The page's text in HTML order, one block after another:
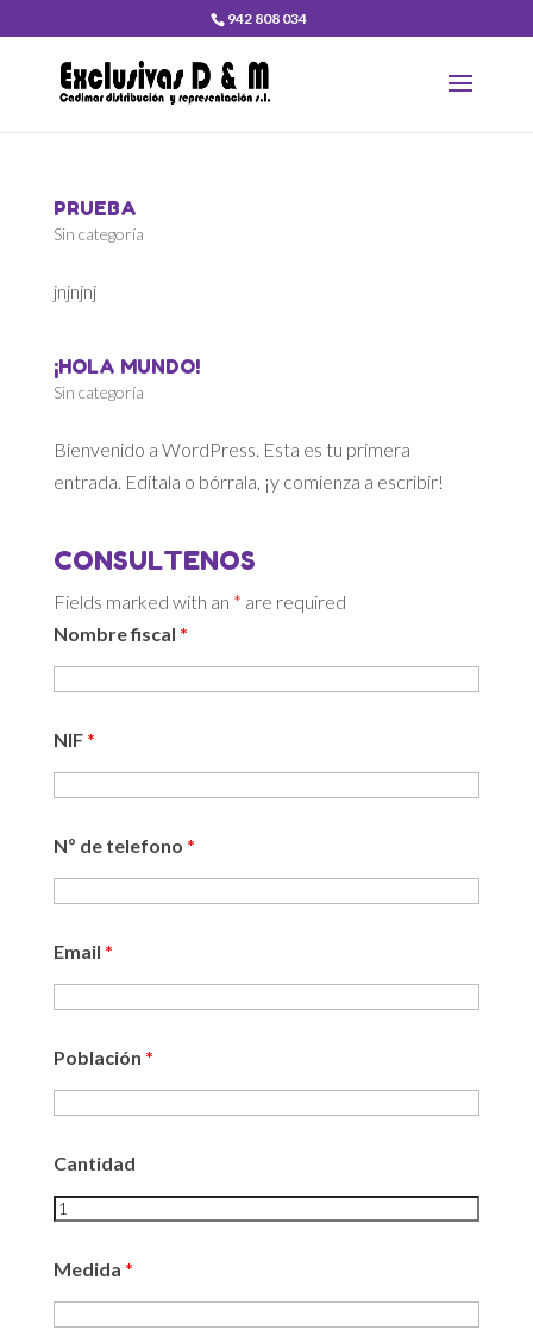
942 808 034
PRUEBA
Sin categoría
jnjnjnj
¡HOLA MUNDO!
Sin categoría
Bienvenido a WordPress. Esta es tu primera
entrada. Edítala o bórrala, ¡y comienza a escribir!
CONSULTENOS
Fields marked with an * are required
Nombre fiscal *
NIF *
Nº de telefono *
Email *
Población *
Cantidad
Medida *